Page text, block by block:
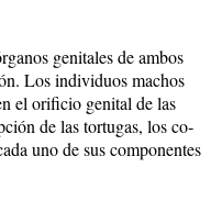
genitales de ambos
Los individuos machos
el orificio ge­ni­tal de las
de las tortugas, los ­co­
uno de sus componentes